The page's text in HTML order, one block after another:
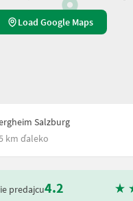
Load Google Maps
Salzburg
km ďaleko
predajcu4.2